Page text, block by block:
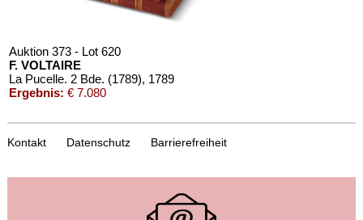
Auktion 373 - Lot 620
F. VOLTAIRE
La Pucelle. 2 Bde. (1789), 1789
Ergebnis: € 7.080
Kontakt Datenschutz Barrierefreiheit